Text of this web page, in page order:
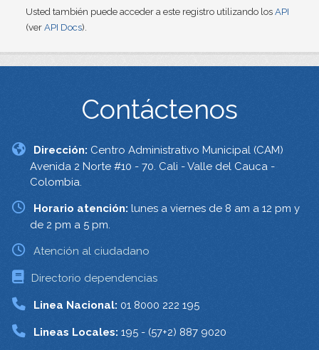
Usted también puede acceder a este registro utilizando los API
(ver API Docs).
Contáctenos
Dirección: Centro Administrativo Municipal (CAM)
Avenida 2 Norte #10 - 70. Cali - Valle del Cauca -
Colombia.
Horario atención: lunes a viernes de 8 am a 12 pm y
de 2 pm a 5 pm.
Atención al ciudadano
Directorio dependencias
Linea Nacional: 01 8000 222 195
Lineas Locales: 195 - (57+2) 887 9020